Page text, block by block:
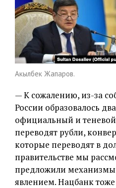
Акылбек Жапаров.
— К сожалению, из-за
России образовалось
официальный и
переводят рубли,
которые переводят в
правительстве мы
предложили механизмы
явлением. Нацбанк тоже